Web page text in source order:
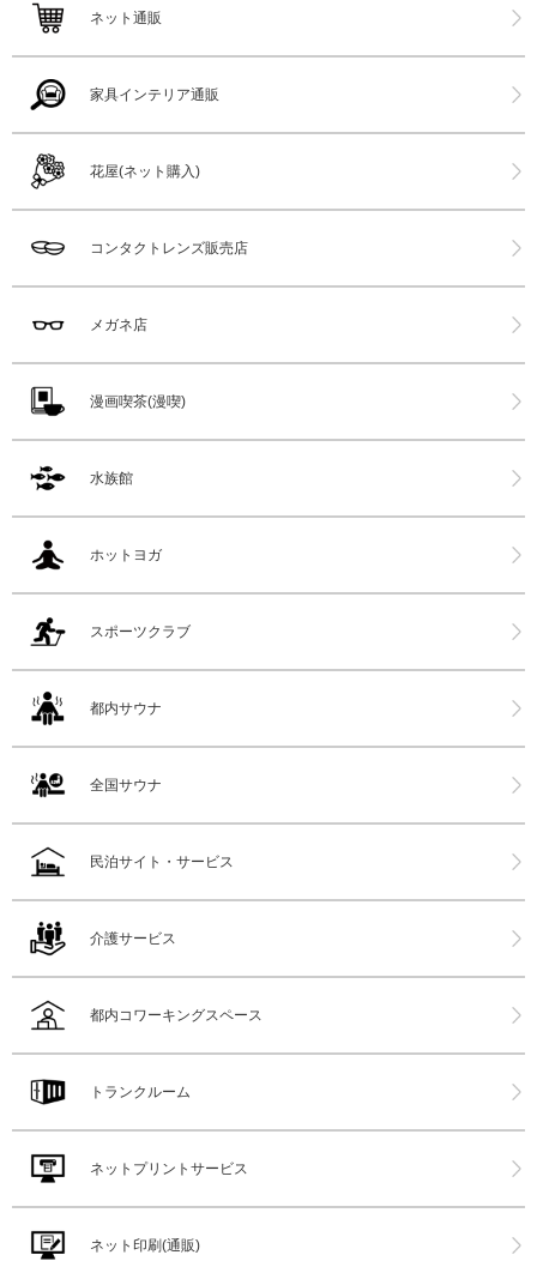
ネット通販
家具インテリア通販
花屋(ネット購入)
コンタクトレンズ販売店
メガネ店
漫画喫茶(漫喫)
水族館
ホットヨガ
スポーツクラブ
都内サウナ
全国サウナ
民泊サイト・サービス
介護サービス
都内コワーキングスペース
トランクルーム
ネットプリントサービス
ネット印刷(通販)